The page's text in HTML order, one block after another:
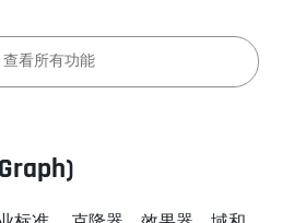
查看所有功能